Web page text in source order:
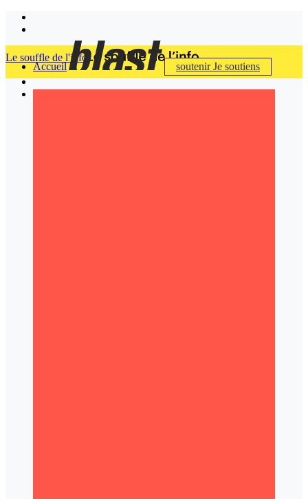
Accueil soutenirJe soutiens
Le souffle de l'info